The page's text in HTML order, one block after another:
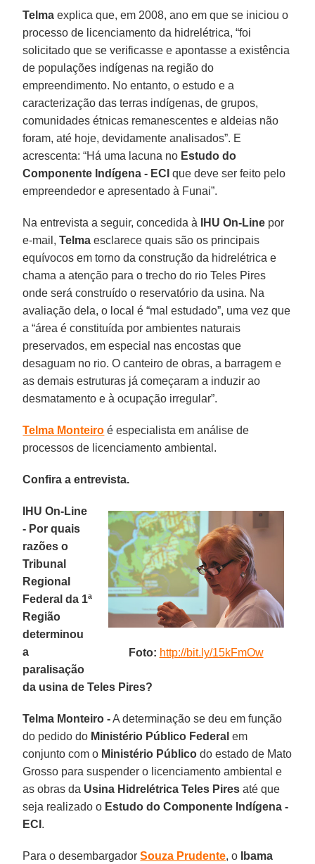
Telma explica que, em 2008, ano em que se iniciou o
processo de licenciamento da hidrelétrica, “foi
solicitado que se verificasse e apontasse a existência
de populações indígenas na região do
empreendimento. No entanto, o estudo e a
caracterização das terras indígenas, de grupos,
comunidades étnicas remanescentes e aldeias não
foram, até hoje, devidamente analisados”. E
acrescenta: “Há uma lacuna no Estudo do
Componente Indígena - ECI que deve ser feito pelo
empreendedor e apresentado à Funai”.
Na entrevista a seguir, concedida à IHU On-Line por
e-mail,Telma esclarece quais são os principais
equívocos em torno da construção da hidrelétrica e
chama a atenção para o trecho do rio Teles Pires
onde será construído o reservatório da usina. Na
avaliação dela, o local é “mal estudado”, uma vez que
a “área é constituída por ambientes naturais
preservados, em especial nas encostas que
desaguam no rio. O canteiro de obras, a barragem e
as demais estruturas já começaram a induzir ao
desmatamento e à ocupação irregular”.
Telma Monteiro é especialista em análise de
processos de licenciamento ambiental.
Confira a entrevista.
Foto: http://bit.ly/15kFmOw
IHU On-Line
- Por quais
razões o
Tribunal
Regional
Federal da 1ª
Região
determinou
a
paralisação
da usina de Teles Pires?
Telma Monteiro -A determinação se deu em função
do pedido do Ministério Público Federal em
conjunto com o Ministério Público do estado de Mato
Grosso para suspender o licenciamento ambiental e
as obras da Usina Hidrelétrica Teles Pires até que
seja realizado o Estudo do Componente Indígena -
ECI .
Para o desembargadorSouza Prudente, o Ibama